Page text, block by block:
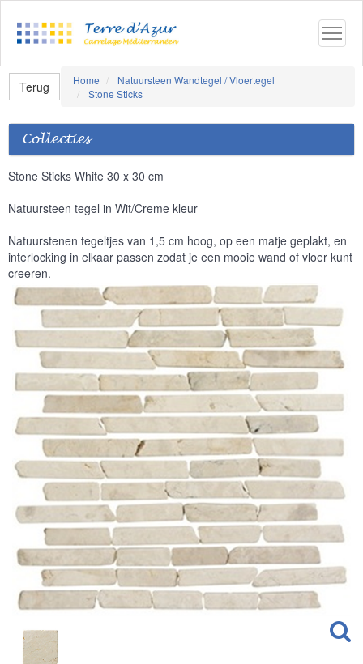
Terug Home
Natuursteen Wandtegel / Vloertegel
Stone Sticks
Collecties
Stone Sticks White 30 x 30 cm
Natuursteen tegel in Wit/Creme kleur
Natuurstenen tegeltjes van 1,5 cm hoog, op een matje geplakt, en
interlocking in elkaar passen zodat je een mooie wand of vloer kunt
creeren.